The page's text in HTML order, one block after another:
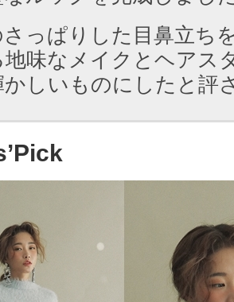
っぱりした目鼻立ち
地味なメイクとヘアス
かしいものにしたと評